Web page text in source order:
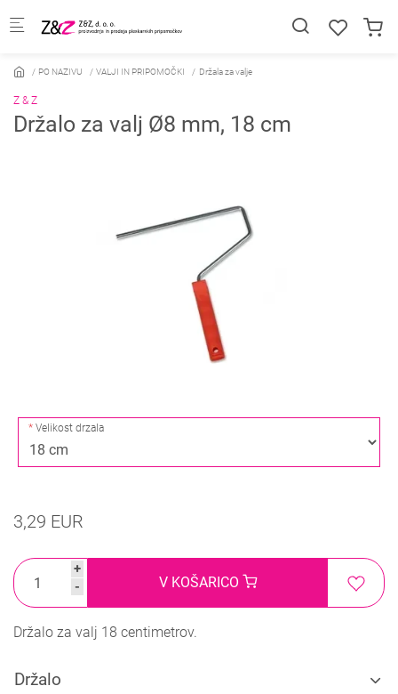
PO NAZIVU VALJI IN PRIPOMOČKI Držala za valje
Z & Z
Držalo za valj Ø8 mm, 18 cm
Velikost drzala
3,29 EUR
+
-
V KOŠARICO
Držalo za valj 18 centimetrov.
Držalo